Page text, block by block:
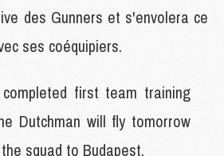
des Gunners et s'envolera ce
ses coéquipiers.
first team training
Dutchman will fly tomorrow
squad to Budapest.